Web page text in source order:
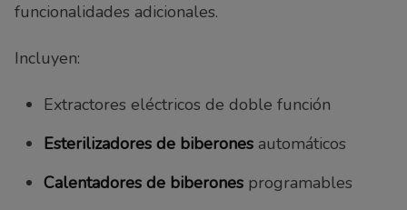
funcionalidades adicionales.
Incluyen:
Extractores eléctricos de doble función
Esterilizadores de biberones automáticos
Calentadores de biberones programables